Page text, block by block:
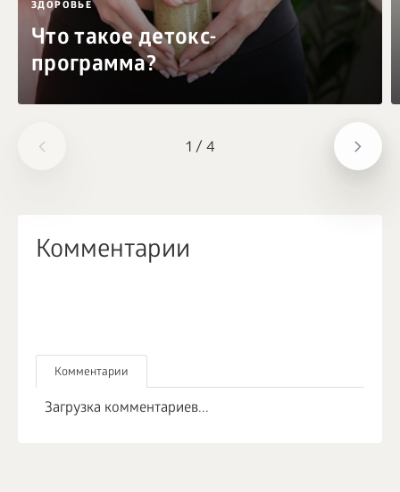
1 / 4
ЗДОРОВЬЕ
Что такое детокс-
программа?
Комментарии
Комментарии
Загрузка комментариев...